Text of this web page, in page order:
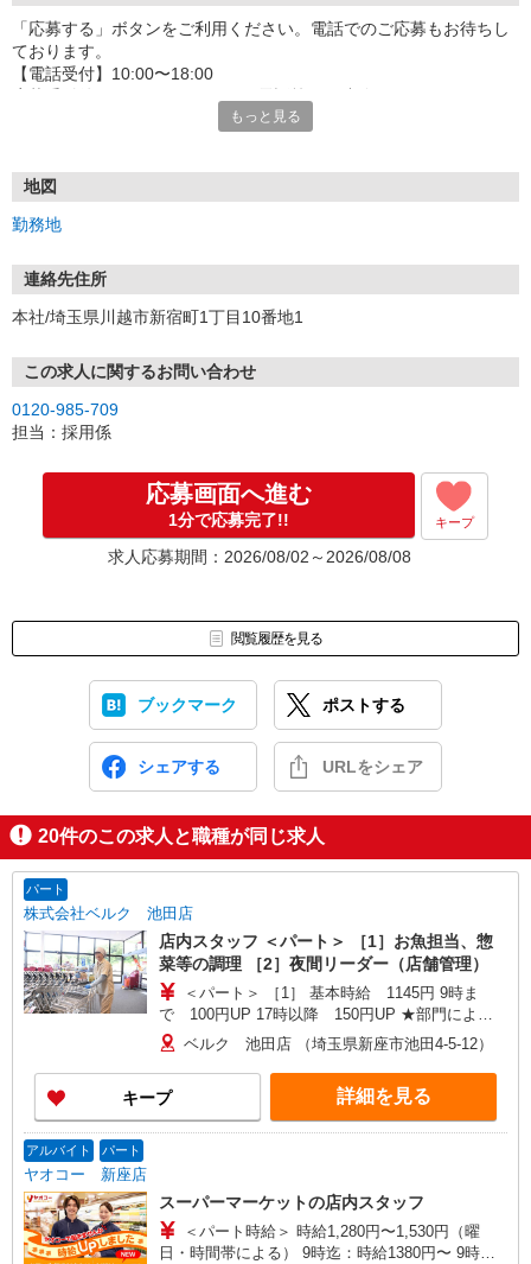
「応募する」ボタンをご利用ください。電話でのご応募もお待ちし
ております。
【電話受付】10:00〜18:00
下記の発信番号にてSMSが届きます。
●Docomo及びauの場合：05088921077
Eメールの場合
「＠yaoko-job.net」のドメインからメール発信されます。
い。
※なお、応募書類の返却はいたしませんのでご了承ください。
‥選考フロー‥
◎入社時期は柔軟に対応可能です。現在別のお仕事で就業中の方も
お気軽にお問い合わせください！
※面接当日の急な発熱や体調不良がある場合は面接日を再設定させ
て頂きますので、無理をせずお気軽にご連絡ください。
もっと見る
地図
勤務地
連絡先住所
本社/埼玉県川越市新宿町1丁目10番地1
この求人に関するお問い合わせ
0120-985-709
担当：採用係
応募画面へ進む
1分で応募完了!! キープ
求人応募期間：2026/08/02～2026/08/08
閲覧履歴を見る
ブックマーク ポストする
シェアする URLをシェア
20件のこの求人と職種が同じ求人
パート
株式会社ベルク 池田店
店内スタッフ ＜パート＞ ［1］お魚担当、惣
菜等の調理 ［2］夜間リーダー（店舗管理）
＜パート＞ ［1］ 基本時給 1145円 9時ま
で 100円UP 17時以降 150円UP ★部門により
別途手当がつく場合あり ［2］ 9時〜17時 基本
時給1440円 17時〜22時 時給1590円（一律夜間
手当含む） ※22時以降 基本時給より25％UP ★
評価制度で時給UP！ ★パートは日・祝日は更に
時給100円UP！ 上記時間帯は募集時間ではありま
ベルク 池田店 （埼玉県新座市池田4-5-12）
キープ 詳細を見る
アルバイト パート
ヤオコー 新座店
スーパーマーケットの店内スタッフ
＜パート時給＞ 時給1,280円〜1,530円（曜
日・時間帯による） 9時迄：時給1380円〜 9時以